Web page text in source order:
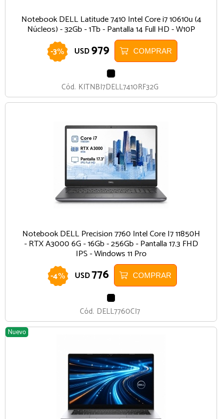
Notebook DELL Latitude 7410 Intel Core i7 10610u (4
Núcleos) - 32Gb - 1Tb - Pantalla 14 Full HD - W10P
-3% USD 979 COMPRAR
Cód. KITNBI7DELL7410RF32G
Notebook DELL Precision 7760 Intel Core I7 11850H
- RTX A3000 6G - 16Gb - 256Gb - Pantalla 17.3 FHD
IPS - Windows 11 Pro
-4% USD776 COMPRAR
Cód. DELL7760CI7
Nuevo